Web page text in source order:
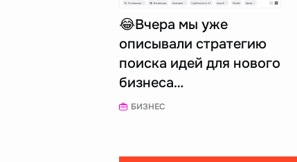
😂Вчера мы уже
описывали стратегию
поиска идей для нового
бизнеса…
БИЗНЕС